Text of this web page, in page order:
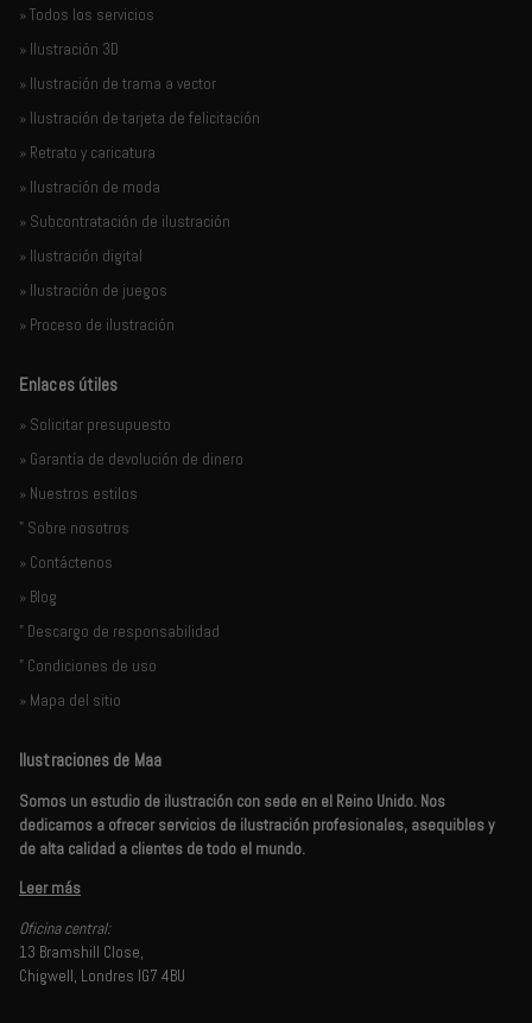
» Todos los servicios
» Ilustración 3D
» Ilustración de trama a vector
» Ilustración de tarjeta de felicitación
» Retrato y caricatura
» Ilustración de moda
» Subcontratación de ilustración
» Ilustración digital
» Ilustración de juegos
» Proceso de ilustración
Enlaces útiles
» Solicitar presupuesto
» Garantía de devolución de dinero
» Nuestros estilos
" Sobre nosotros
» Contáctenos
» Blog
" Descargo de responsabilidad
" Condiciones de uso
» Mapa del sitio
Ilustraciones de Maa
Somos un estudio de ilustración con sede en el Reino Unido. Nos
dedicamos a ofrecer servicios de ilustración profesionales, asequibles y
de alta calidad a clientes de todo el mundo.
Leer más
Oficina central:
13 Bramshill Close,
Chigwell, Londres IG7 4BU